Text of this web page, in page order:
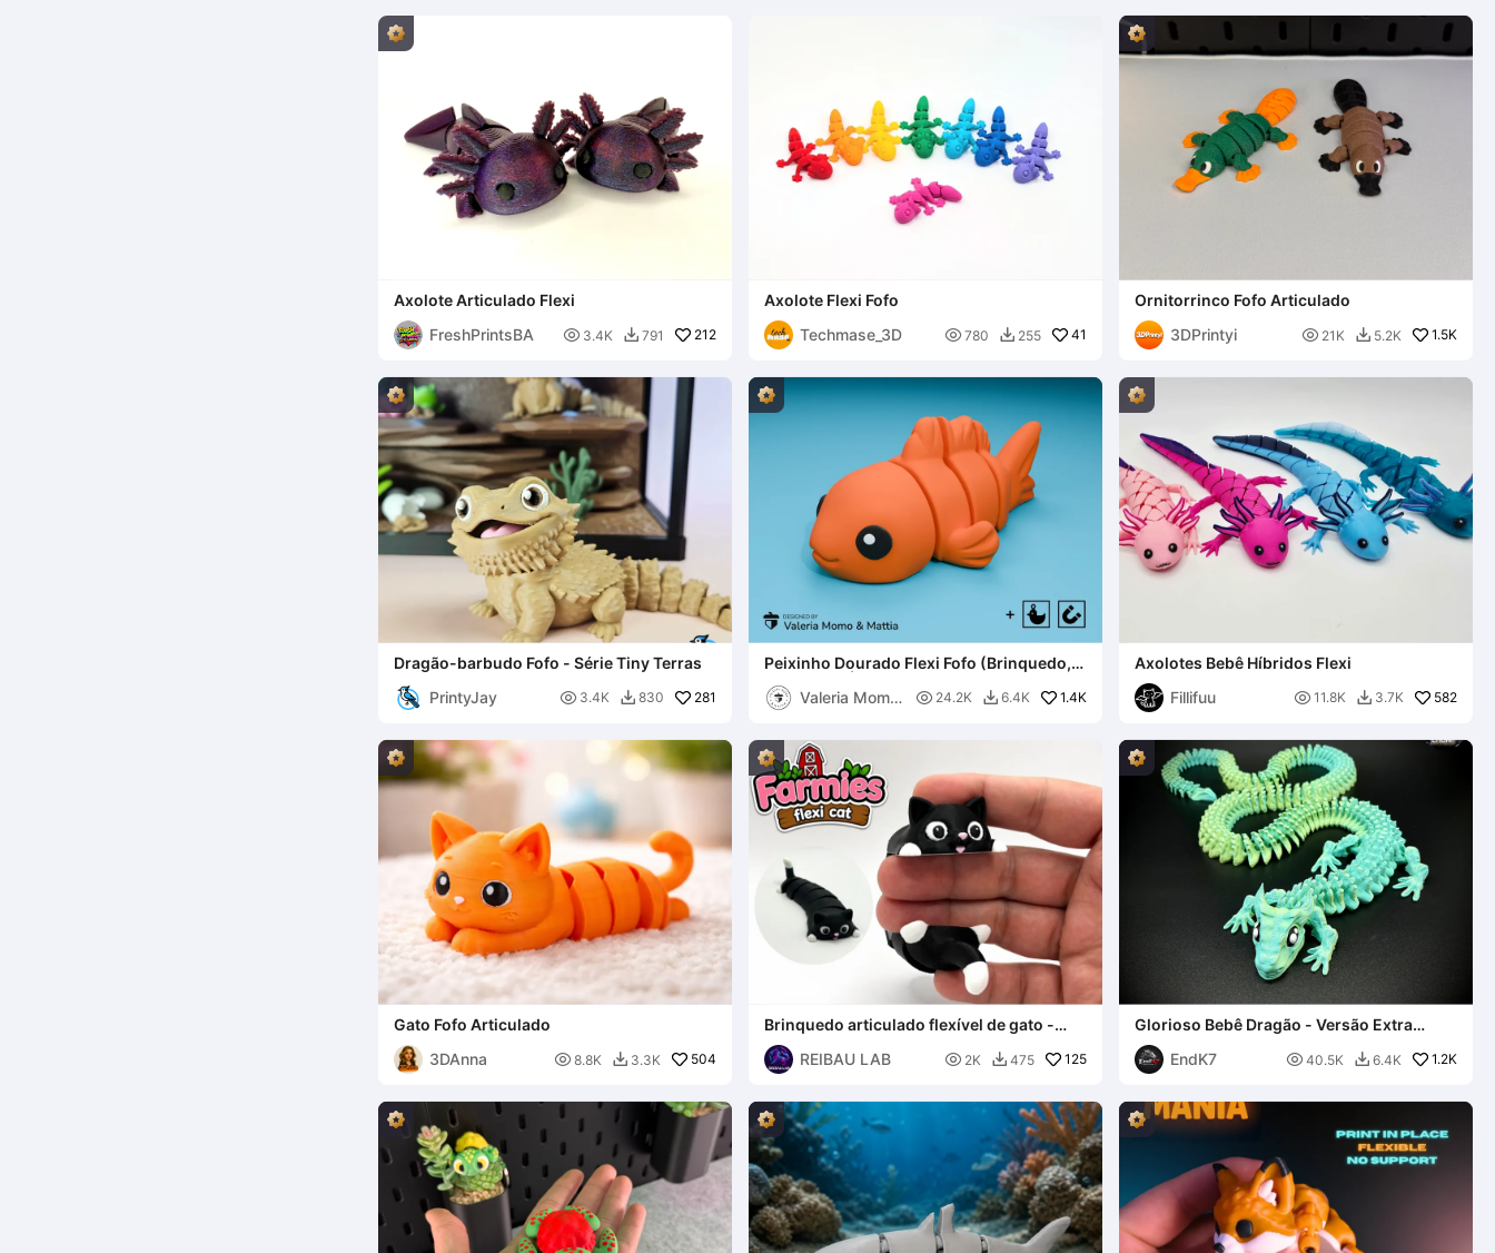
Axolote Articulado Flexi
FreshPrintsBA
 3.4K  791 212
Axolote Flexi Fofo
Techmase_3D
 780  255 41
Ornitorrinco Fofo Articulado
3DPrintyi
 21K  5.2K 1.5K
Dragão-barbudo Fofo - Série Tiny Terras
PrintyJay
 3.4K  830 281
Peixinho Dourado Flexi Fofo (Brinquedo,
Valeria Momo
 24.2K  6.4K 1.4K
Axolotes Bebê Híbridos Flexi
Fillifuu
 11.8K  3.7K 582
Gato Fofo Articulado
3DAnna
 8.8K  3.3K 504
Brinquedo articulado flexível de gato -
Coleção Farmies
REIBAU LAB
 2K  475 125
Glorioso Bebê Dragão - Versão Extra
Longa
EndK7
 40.5K  6.4K 1.2K